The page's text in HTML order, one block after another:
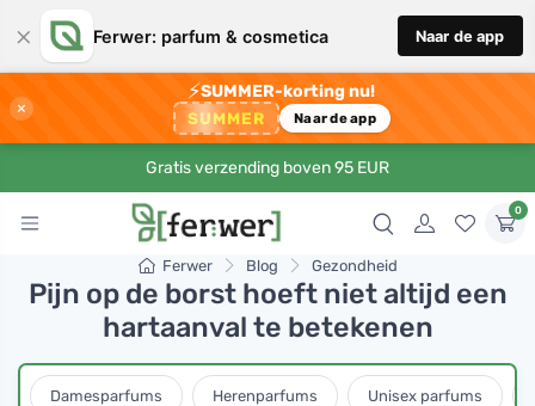
× Ferwer: parfum & cosmetica Naar de app
×
⚡SUMMER-korting nu!
SUMMER Naar de app
Gratis verzending boven 95 EUR
0
Ferwer Blog Gezondheid
Pijn op de borst hoeft niet altijd een
hartaanval te betekenen
Damesparfums Herenparfums Unisex parfums